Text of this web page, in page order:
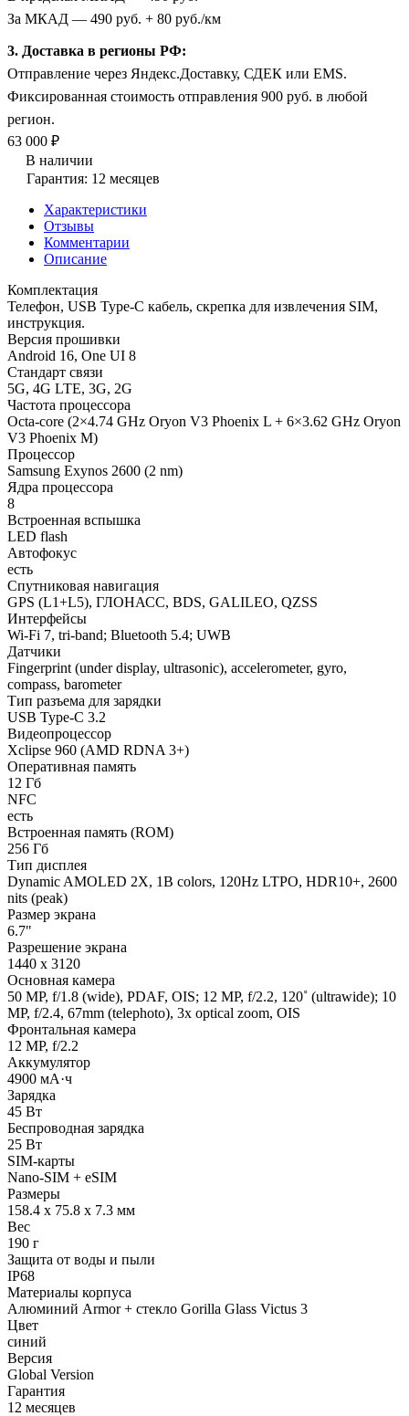
За МКАД — 490 руб. + 80 руб./км
3. Доставка в регионы РФ:
Отправление через Яндекс.Доставку, СДЕК или EMS.
Фиксированная стоимость отправления 900 руб. в любой
регион.
63 000 ₽
В наличии
Гарантия: 12 месяцев
Характеристики
Отзывы
Комментарии
Описание
Комплектация
Телефон, USB Type-C кабель, скрепка для извлечения SIM,
инструкция.
Версия прошивки
Android 16, One UI 8
Стандарт связи
5G, 4G LTE, 3G, 2G
Частота процессора
Octa-core (2×4.74 GHz Oryon V3 Phoenix L + 6×3.62 GHz Oryon
V3 Phoenix M)
Процессор
Samsung Exynos 2600 (2 nm)
Ядра процессора
8
Встроенная вспышка
LED flash
Автофокус
есть
Спутниковая навигация
GPS (L1+L5), ГЛОНАСС, BDS, GALILEO, QZSS
Интерфейсы
Wi-Fi 7, tri-band; Bluetooth 5.4; UWB
Датчики
Fingerprint (under display, ultrasonic), accelerometer, gyro,
compass, barometer
Тип разъема для зарядки
USB Type-C 3.2
Видеопроцессор
Xclipse 960 (AMD RDNA 3+)
Оперативная память
12 Гб
NFC
есть
Встроенная память (ROM)
256 Гб
Тип дисплея
Dynamic AMOLED 2X, 1B colors, 120Hz LTPO, HDR10+, 2600
nits (peak)
Размер экрана
6.7"
Разрешение экрана
1440 x 3120
Основная камера
50 MP, f/1.8 (wide), PDAF, OIS; 12 MP, f/2.2, 120˚ (ultrawide); 10
MP, f/2.4, 67mm (telephoto), 3x optical zoom, OIS
Фронтальная камера
12 MP, f/2.2
Аккумулятор
4900 мА·ч
Зарядка
45 Вт
Беспроводная зарядка
25 Вт
SIM-карты
Nano-SIM + eSIM
Размеры
158.4 x 75.8 x 7.3 мм
Вес
190 г
Защита от воды и пыли
IP68
Материалы корпуса
Алюминий Armor + стекло Gorilla Glass Victus 3
Цвет
синий
Версия
Global Version
Гарантия
12 месяцев